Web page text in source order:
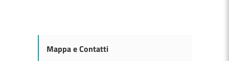
Mappa e Contatti